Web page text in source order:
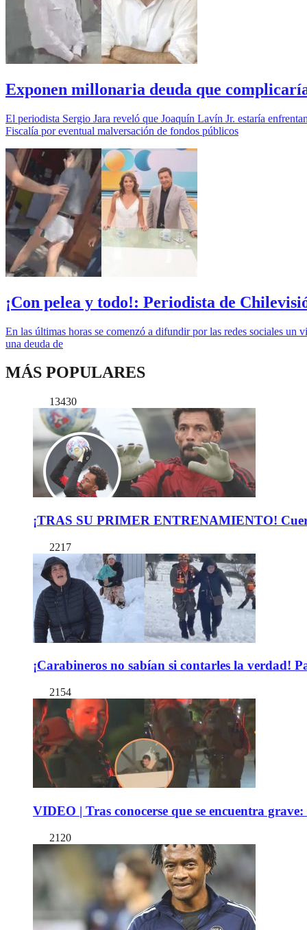
Exponen millonaria deuda que
El periodista Sergio Jara reveló que Joaquín Lavín Jr. estaría
Fiscalía por eventual malversación de fondos públicos
¡Con pelea y todo!: Periodista de
En las últimas horas se comenzó a difundir por las redes sociales un
una deuda de
MÁS POPULARES
13430
¡TRAS SU PRIMER ENTRENAMIENTO!
2217
¡Carabineros no sabían si contarles la verdad!
2154
VIDEO | Tras conocerse que se encuentra
2120